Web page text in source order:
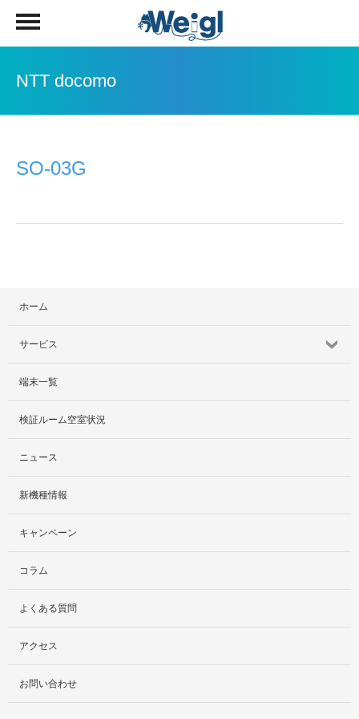
NTT docomo
SO-03G
ホーム
サービス
サービス紹介
社外貸出プラン
検証ルーム
料金プラン
レンタルルームプラン
お手軽検証パック
端末一覧
検証ルーム空室状況
ニュース
新機種情報
キャンペーン
コラム
よくある質問
アクセス
お問い合わせ